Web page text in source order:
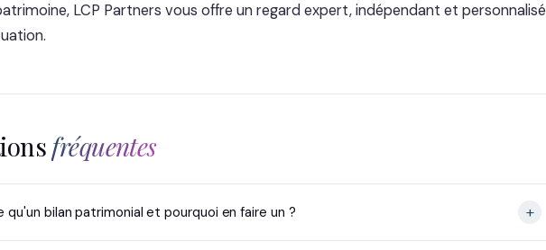
LCP Partners vous offre un regard expert, indépendant et personnalisé
fréquentes
bilan patrimonial et pourquoi en faire un ? +